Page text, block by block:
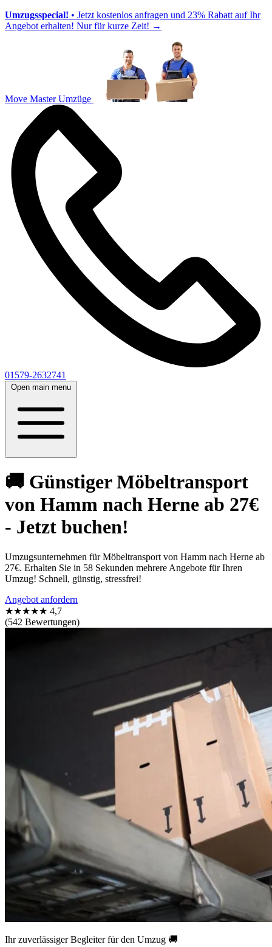
Umzugsspecial! • Jetzt kostenlos anfragen und 23% Rabatt auf Ihr
Angebot erhalten! Nur für kurze Zeit! →
Move Master Umzüge
01579-2632741
Open main menu
🚚 Günstiger Möbeltransport
von Hamm nach Herne ab 27€
- Jetzt buchen!
Umzugsunternehmen für Möbeltransport von Hamm nach Herne ab
27€. Erhalten Sie in 58 Sekunden mehrere Angebote für Ihren
Umzug! Schnell, günstig, stressfrei!
Angebot anfordern
★★★★★ 4,7
(542 Bewertungen)
Ihr zuverlässiger Begleiter für den Umzug 🚚